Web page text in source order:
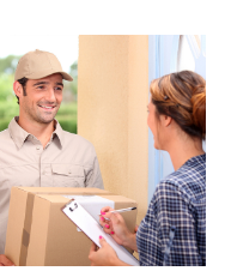
международными
цепями поставок